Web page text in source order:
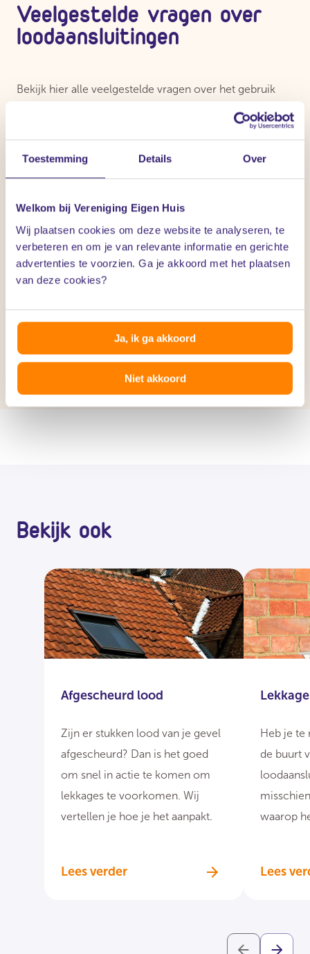
Toestemming Details Over
Welkom bij Vereniging Eigen Huis
Wij plaatsen cookies om deze website te analyseren, te
verbeteren en om je van relevante informatie en gerichte
advertenties te voorzien. Ga je akkoord met het plaatsen
van deze cookies?
Ja, ik ga akkoord
Niet akkoord
Veelgestelde vragen over
loodaansluitingen
Bekijk hier alle veelgestelde vragen over het gebruik
Hoe kan ik problemen met lood herkennen?
Hoe vervang ik het lood op mijn dak?
Bekijk ook
Afgescheurd lood
Zijn er stukken lood van je gevel
afgescheurd? Dan is het goed
om snel in actie te komen om
lekkages te voorkomen. Wij
vertellen je hoe je het aanpakt.
Lees verder
Heb je te
de buurt
waarop
Lees